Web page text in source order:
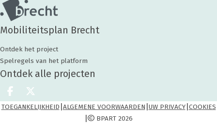
Mobiliteitsplan Brecht
Ontdek het project
Spelregels van het platform
Ontdek alle projecten
Deel op facebook
Deel op X
TOEGANKELIJKHEID ALGEMENE VOORWAARDEN UW PRIVACY| COOKIES
| BPART 2026